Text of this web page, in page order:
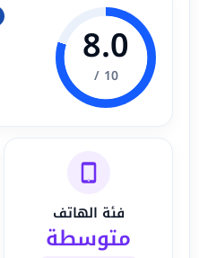
8.0
10 /
فئة الهاتف
متوسطة